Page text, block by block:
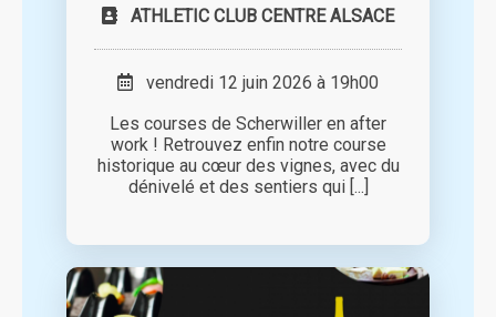
ATHLETIC CLUB CENTRE ALSACE
vendredi 12 juin 2026 à 19h00
Les courses de Scherwiller en after
work ! Retrouvez enfin notre course
historique au cœur des vignes, avec du
dénivelé et des sentiers qui [...]